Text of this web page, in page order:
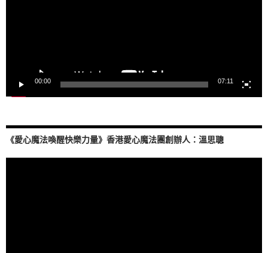
00:00 07:11
《愛心魔法喚醒快樂力量》香港愛心魔法團創辦人：溫思聰